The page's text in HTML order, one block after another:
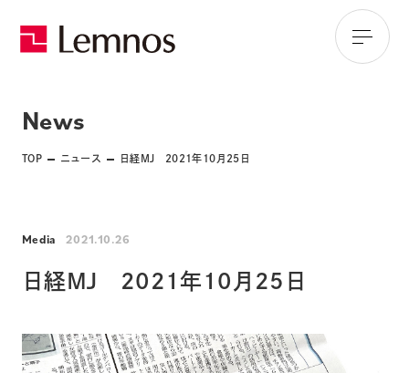
News
TOP ニュース 日経MJ 2021年10月25日
Media 2021.10.26
日経MJ 2021年10月25日